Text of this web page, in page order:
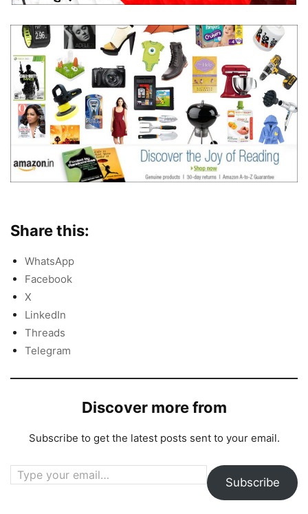
Share this:
WhatsApp
Facebook
X
LinkedIn
Threads
Telegram
Discover more from
Subscribe to get the latest posts sent to your email.
Type your email…
Subscribe